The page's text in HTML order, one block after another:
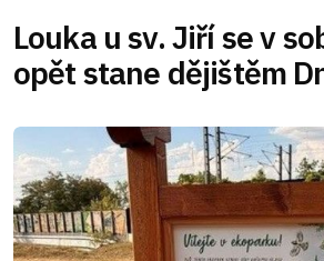
Louka u sv. Jiří se v
opět stane dějištěm